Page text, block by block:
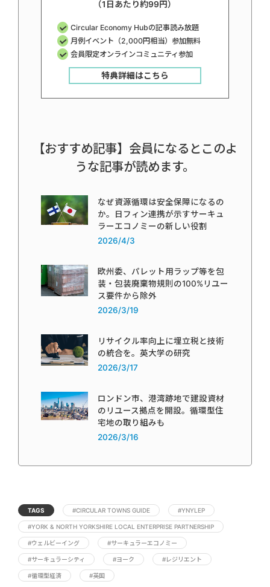
（1日あたり約99円）
Circular Economy Hubの記事読み放題
月例イベント（2,000円相当）参加無料
会員限定オンラインコミュニティ参加
特典詳細はこちら
【おすすめ記事】会員になるとこのよ
うな記事が読めます。
なぜ資源循環は安全保障になるの
か。日フィン連携が示すサーキュ
ラーエコノミーの新しい役割
2026/4/3
欧州委、パレット用ラップ等を包
装・包装廃棄物規則の100%リユー
ス要件から除外
2026/3/19
リサイクル率向上に埋立税と技術
の統合を。英大学の研究
2026/3/17
ロンドン市、港湾跡地で建設資材
のリユース拠点を開設。循環型住
宅地の取り組みも
2026/3/16
TAGS #CIRCULAR TOWNS GUIDE #YNYLEP
#YORK & NORTH YORKSHIRE LOCAL ENTERPRISE PARTNERSHIP
#ウェルビーイング #サーキュラーエコノミー
#サーキュラーシティ #ヨーク #レジリエント
#循環型経済 #英国